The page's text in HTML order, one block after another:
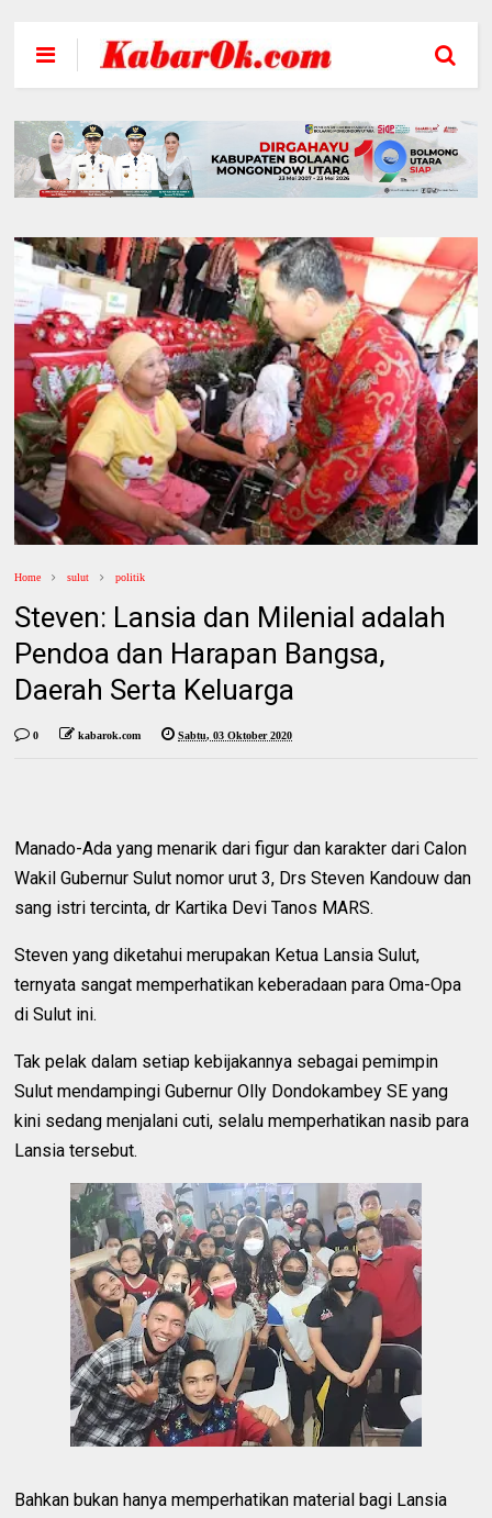
Home sulut politik
Steven: Lansia dan Milenial adalah
Pendoa dan Harapan Bangsa,
Daerah Serta Keluarga
0 kabarok.com Sabtu, 03 Oktober 2020
Manado-Ada yang menarik dari figur dan karakter dari Calon
Wakil Gubernur Sulut nomor urut 3, Drs Steven Kandouw dan
sang istri tercinta, dr Kartika Devi Tanos MARS.
Steven yang diketahui merupakan Ketua Lansia Sulut,
ternyata sangat memperhatikan keberadaan para Oma-Opa
di Sulut ini.
Tak pelak dalam setiap kebijakannya sebagai pemimpin
Sulut mendampingi Gubernur Olly Dondokambey SE yang
kini sedang menjalani cuti, selalu memperhatikan nasib para
Lansia tersebut.
Bahkan bukan hanya memperhatikan material bagi Lansia